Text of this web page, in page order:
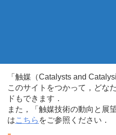
「触媒（Catalysts and
このサイトをつかって，どな
ドもできます．
また，「触媒技術の動向と展
はこちら をご参照ください．